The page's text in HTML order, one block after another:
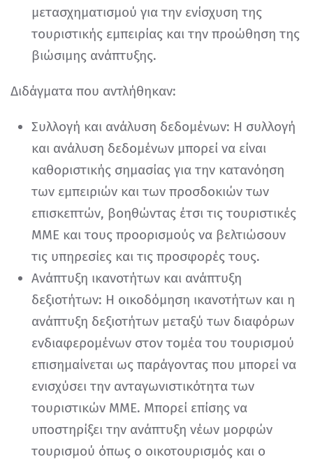
μετασχηματισμού για την ενίσχυση της
τουριστικής εμπειρίας και την προώθηση της
βιώσιμης ανάπτυξης.
Διδάγματα που αντλήθηκαν:
Συλλογή και ανάλυση δεδομένων: Η συλλογή
και ανάλυση δεδομένων μπορεί να είναι
καθοριστικής σημασίας για την κατανόηση
των εμπειριών και των προσδοκιών των
επισκεπτών, βοηθώντας έτσι τις τουριστικές
ΜΜΕ και τους προορισμούς να βελτιώσουν
τις υπηρεσίες και τις προσφορές τους.
Ανάπτυξη ικανοτήτων και ανάπτυξη
δεξιοτήτων: Η οικοδόμηση ικανοτήτων και η
ανάπτυξη δεξιοτήτων μεταξύ των διαφόρων
ενδιαφερομένων στον τομέα του τουρισμού
επισημαίνεται ως παράγοντας που μπορεί να
ενισχύσει την ανταγωνιστικότητα των
τουριστικών ΜΜΕ. Μπορεί επίσης να
υποστηρίξει την ανάπτυξη νέων μορφών
τουρισμού όπως ο οικοτουρισμός και ο